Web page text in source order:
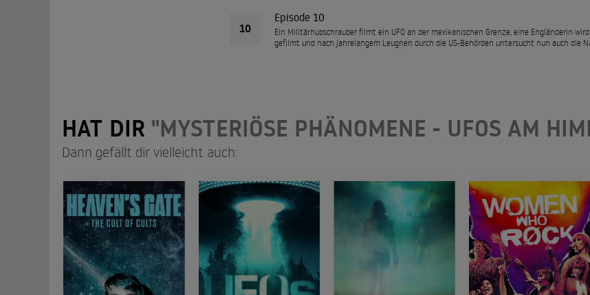
10
Episode 10
Ein Militärhubschrauber filmt ein UFO an der mexikanischen Grenze, eine Engländerin
gefilmt und nach jahrelangem Leugnen durch die US-Behörden untersucht nun auch die
HAT DIR "MYSTERIÖSE PHÄNOMENE - UFOS AM
Dann gefällt dir vielleicht auch: